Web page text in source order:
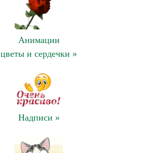
Анимации
цветы и сердечки »
Надписи »